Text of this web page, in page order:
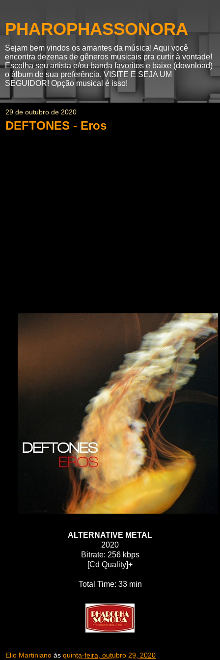
PHAROPHASSONORA
Sejam bem vindos os amantes da música! Aqui você
encontra dezenas de gêneros musicais pra curtir à vontade!
Escolha seu artista e/ou banda favoritos e baixe (download)
o álbum de sua preferência. VISITE E SEJA UM
SEGUIDOR! Opção musical é isso!
29 de outubro de 2020
DEFTONES - Eros
ALTERNATIVE METAL
2020
Bitrate: 256 kbps
[Cd Quality]+
Total Time: 33 min
Elio Martiniano às quinta-feira, outubro 29, 2020